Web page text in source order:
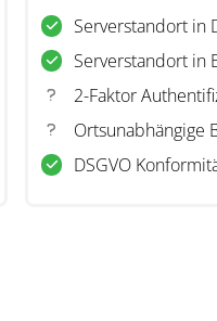
Serverstandort in
Serverstandort in
2-Faktor
Ortsunabhängige
DSGVO